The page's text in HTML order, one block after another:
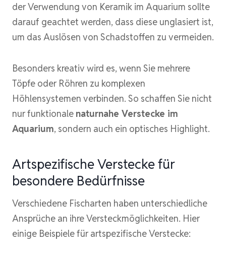
der Verwendung von Keramik im Aquarium sollte
darauf geachtet werden, dass diese unglasiert ist,
um das Auslösen von Schadstoffen zu vermeiden.
Besonders kreativ wird es, wenn Sie mehrere
Töpfe oder Röhren zu komplexen
Höhlensystemen verbinden. So schaffen Sie nicht
nur funktionale naturnahe Verstecke im
Aquarium, sondern auch ein optisches Highlight.
Artspezifische Verstecke für
besondere Bedürfnisse
Verschiedene Fischarten haben unterschiedliche
Ansprüche an ihre Versteckmöglichkeiten. Hier
einige Beispiele für artspezifische Verstecke: